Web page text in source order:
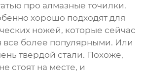
про алмазные точилки.
хорошо подходят для
ножей, которые сейчас
все более популярными. Или
твердой стали. Похоже,
стоят на месте, и